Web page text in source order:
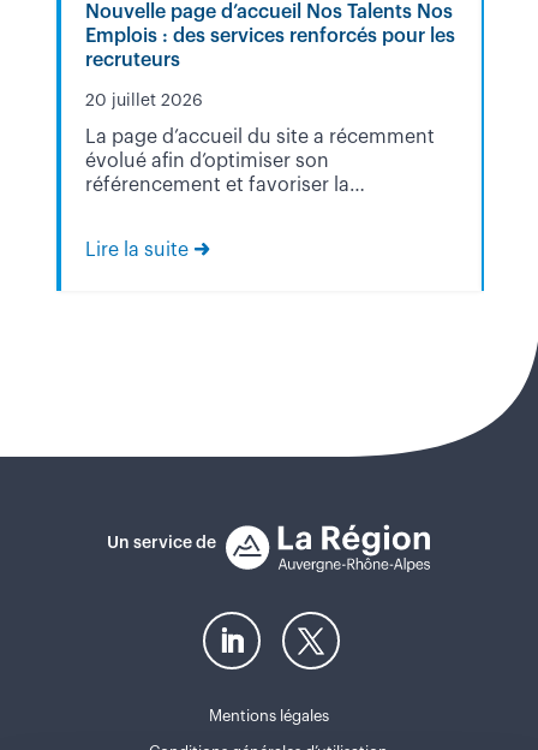
Nouvelle page d’accueil Nos Talents Nos
Emplois : des services renforcés pour les
recruteurs
20 juillet 2026
La page d’accueil du site a récemment
évolué afin d’optimiser son
référencement et favoriser la
Lire la suite
Un service de
Mentions légales